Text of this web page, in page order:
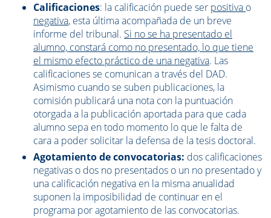
Calificaciones: la calificación puede ser positiva o
negativa, esta última acompañada de un breve
informe del tribunal. Si no se ha presentado el
alumno, constará como no presentado, lo que tiene
el mismo efecto práctico de una negativa. Las
calificaciones se comunican a través del DAD.
Asimismo cuando se suben publicaciones, la
comisión publicará una nota con la puntuación
otorgada a la publicación aportada para que cada
alumno sepa en todo momento lo que le falta de
cara a poder solicitar la defensa de la tesis doctoral.
Agotamiento de convocatorias: dos calificaciones
negativas o dos no presentados o un no presentado y
una calificación negativa en la misma anualidad
suponen la imposibilidad de continuar en el
programa por agotamiento de las convocatorias.